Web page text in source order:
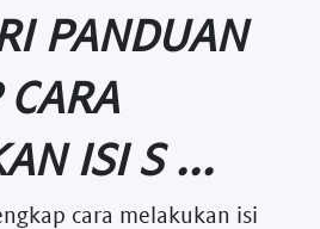
PANDUAN
ISI S ...
cara melakukan isi